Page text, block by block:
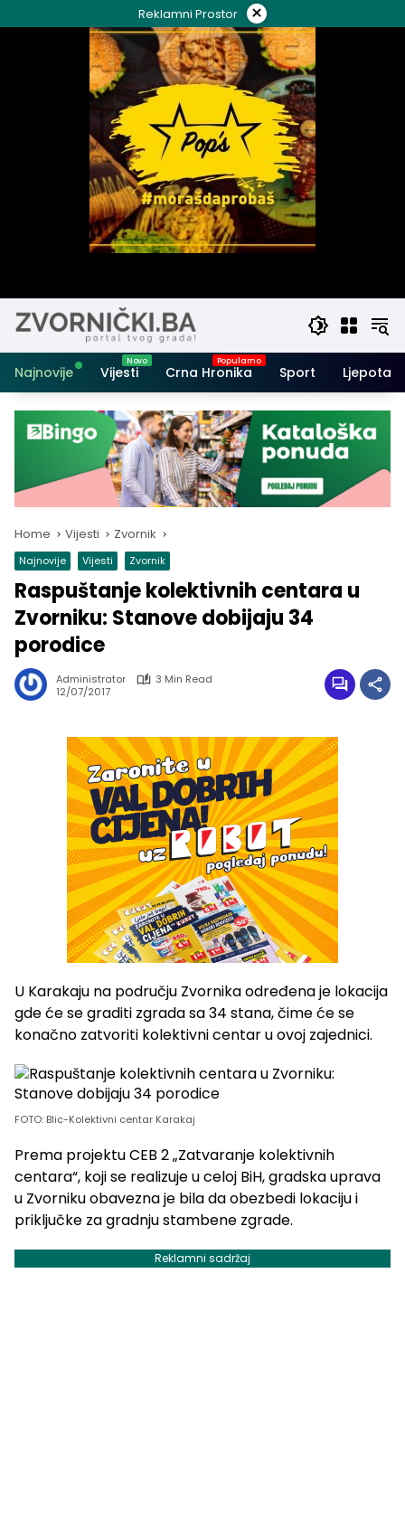
to
Reklamni Prostor ×
Najnovije Vijesti Crna Hronika Sport Ljepota i
Home Vijesti Zvornik
Najnovije Vijesti Zvornik
Raspuštanje kolektivnih centara u
Zvorniku: Stanove dobijaju 34
porodice
Administrator
3 Min Read
12/07/2017
U Karakaju na području Zvornika određena je lokacija
gde će se graditi zgrada sa 34 stana, čime će se
konačno zatvoriti kolektivni centar u ovoj zajednici.
FOTO: Blic-Kolektivni centar Karakaj
Prema projektu CEB 2 „Zatvaranje kolektivnih
centara“, koji se realizuje u celoj BiH, gradska uprava
u Zvorniku obavezna je bila da obezbedi lokaciju i
priključke za gradnju stambene zgrade.
Reklamni sadržaj